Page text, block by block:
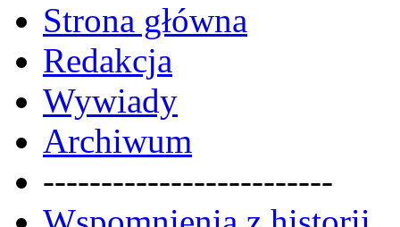
Strona główna
Redakcja
Wywiady
Archiwum
-------------------------